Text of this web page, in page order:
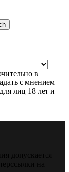
в
с мнением
лиц 18 лет и
допускается
на